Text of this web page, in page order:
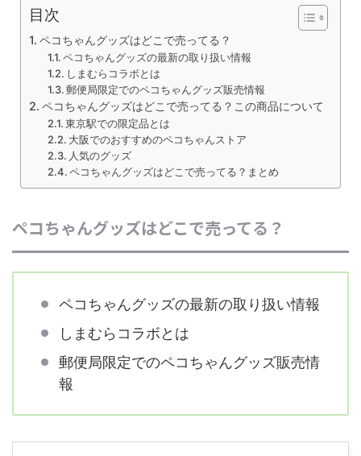
目次
ペコちゃんグッズはどこで売ってる？
ペコちゃんグッズの最新の取り扱い情報
しまむらコラボとは
郵便局限定でのペコちゃんグッズ販売情報
ペコちゃんグッズはどこで売ってる？この商品について
東京駅での限定品とは
大阪でのおすすめのペコちゃんストア
人気のグッズ
ペコちゃんグッズはどこで売ってる？まとめ
ペコちゃんグッズはどこで売ってる？
ペコちゃんグッズの最新の取り扱い情報
しまむらコラボとは
郵便局限定でのペコちゃんグッズ販売情
報